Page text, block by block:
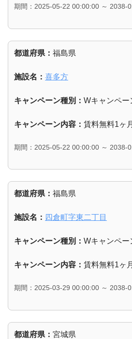
期間：2025-05-22 00:00:00 ～ 2038-
都道府県： 福島県
施設名： 喜多方
キャンペーン種別： Wキャンペー
キャンペーン内容： 賃料無料1ヶ
期間：2025-05-22 00:00:00 ～ 2038-
都道府県： 福島県
施設名： 四倉町字東二丁目
キャンペーン種別： Wキャンペー
キャンペーン内容： 賃料無料1ヶ
期間：2025-03-29 00:00:00 ～ 2038-
都道府県： 宮城県